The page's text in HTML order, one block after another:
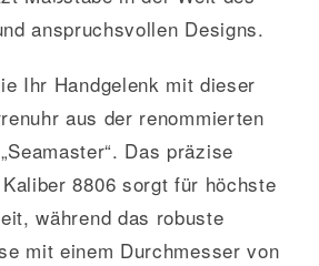
anspruchsvollen Designs.
Ihr Handgelenk mit dieser
aus der renommierten
Das präzise
8806 sorgt für höchste
während das robuste
mit einem Durchmesser von